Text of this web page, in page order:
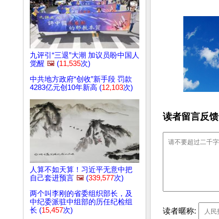
九评引“三退”大潮 加议员盼中国人
觉醒 🖼️ (11,535次)
中共地方政府“创收”新手段 罚款
4283亿元创10年新高 (12,103次)
人算不如天算！习近平无意中把
自己套进预言 🖼️ (339,577次)
两个叫李刚的省委组织部长，及
中纪委派驻中组部的历任纪检组
长 (15,457次)
读者留言反
读者暱称: